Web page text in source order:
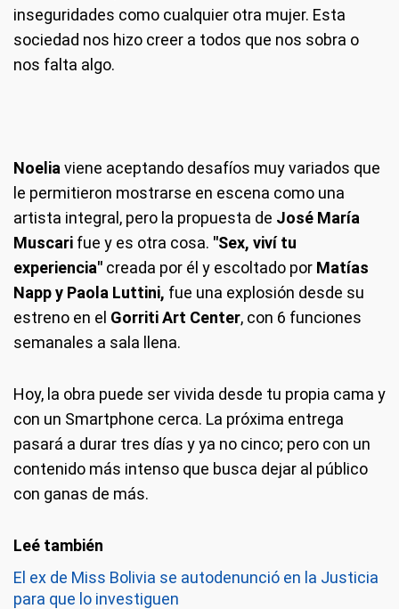
inseguridades como cualquier otra mujer. Esta
sociedad nos hizo creer a todos que nos sobra o
nos falta algo.
Noelia viene aceptando desafíos muy variados que
le permitieron mostrarse en escena como una
artista integral, pero la propuesta de José María
Muscari fue y es otra cosa. "Sex, viví tu
experiencia" creada por él y escoltado por Matías
Napp y Paola Luttini, fue una explosión desde su
estreno en el Gorriti Art Center, con 6 funciones
semanales a sala llena.
Hoy, la obra puede ser vivida desde tu propia cama y
con un Smartphone cerca. La próxima entrega
pasará a durar tres días y ya no cinco; pero con un
contenido más intenso que busca dejar al público
con ganas de más.
El ex de Miss Bolivia se autodenunció en la Justicia
para que lo investiguen